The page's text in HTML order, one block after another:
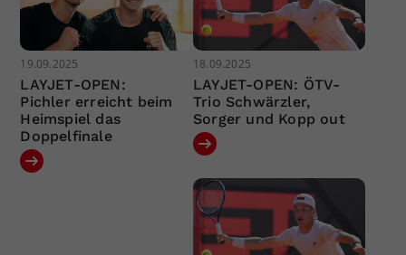
19.09.2025
LAYJET-OPEN:
Pichler erreicht beim
Heimspiel das
Doppelfinale
18.09.2025
LAYJET-OPEN: ÖTV-
Trio Schwärzler,
Sorger und Kopp out